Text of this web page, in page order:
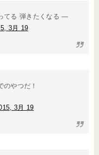
てる 弾きたくなる —
3月 19
やつだ！
3月 19